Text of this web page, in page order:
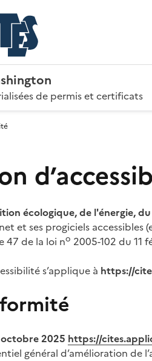
de permis et certificats
écologique, de l'énergie,
et ses progiciels
47 de la loi no 2005-102 du 11
s’applique à https://
2025 https://
général d’amélioration de